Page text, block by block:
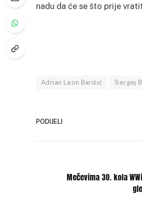
nadu da će se što prije
Adrian Leon Barišić Sergej
PODIJELI
Mečevima 30. kola